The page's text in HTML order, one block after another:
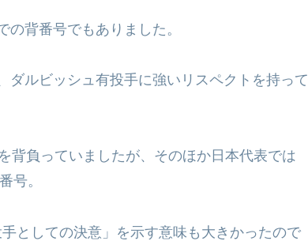
背番号でもありました。
ダルビッシュ有投手に強いリスペクトを持って
背負っていましたが、そのほか日本代表では
号。
としての決意」を示す意味も大きかったので